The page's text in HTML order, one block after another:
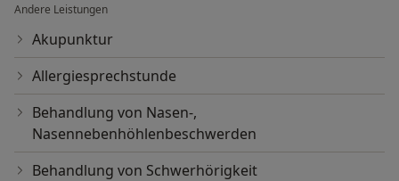
Andere Leistungen
Akupunktur
Allergiesprechstunde
Behandlung von Nasen-,
Nasennebenhöhlenbeschwerden
Behandlung von Schwerhörigkeit